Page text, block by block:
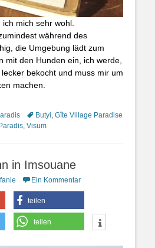
mich sehr wohl.
während des
die Umgebung lädt zum
mit den Hunden ein, ich werde,
bekocht und muss mir um
machen.
Schlagworte
Butyi, Gîte Village Paradise
, Visum
in Imsouane
Ein Kommentar
teilen
teilen